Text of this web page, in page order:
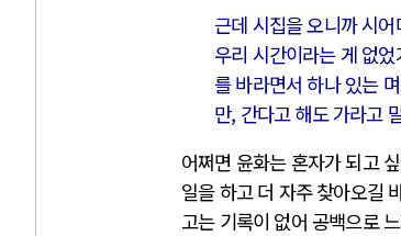
근데 시집을 오니까 시
우리 시간이라는 게 없
를 바라면서 하나 있는
만, 간다고 해도 가라고
어쩌면 윤화는 혼자가 되고
일을 하고 더 자주 찾아오길
고는 기록이 없어 공백으로